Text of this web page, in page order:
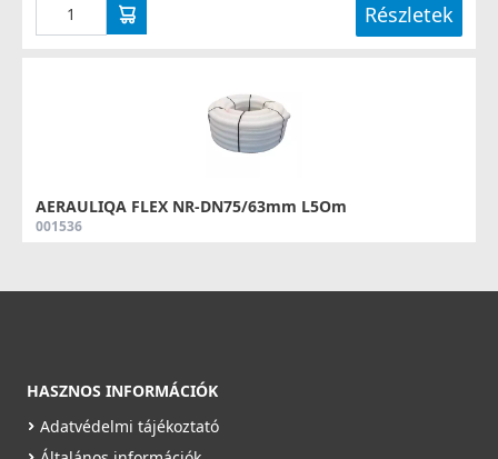
Részletek
AERAULIQA FLEX NR-DN75/63mm L5Om
001536
HASZNOS INFORMÁCIÓK
Adatvédelmi tájékoztató